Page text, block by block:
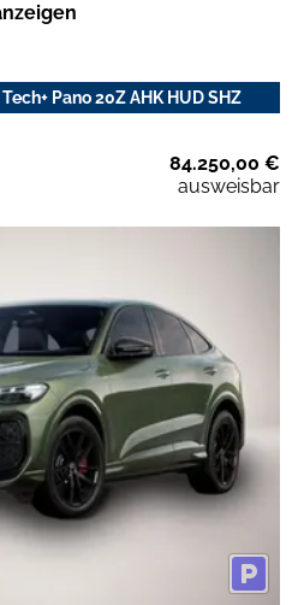
Pano 20Z AHK HUD SHZ
84.250,00 €
ausweisbar